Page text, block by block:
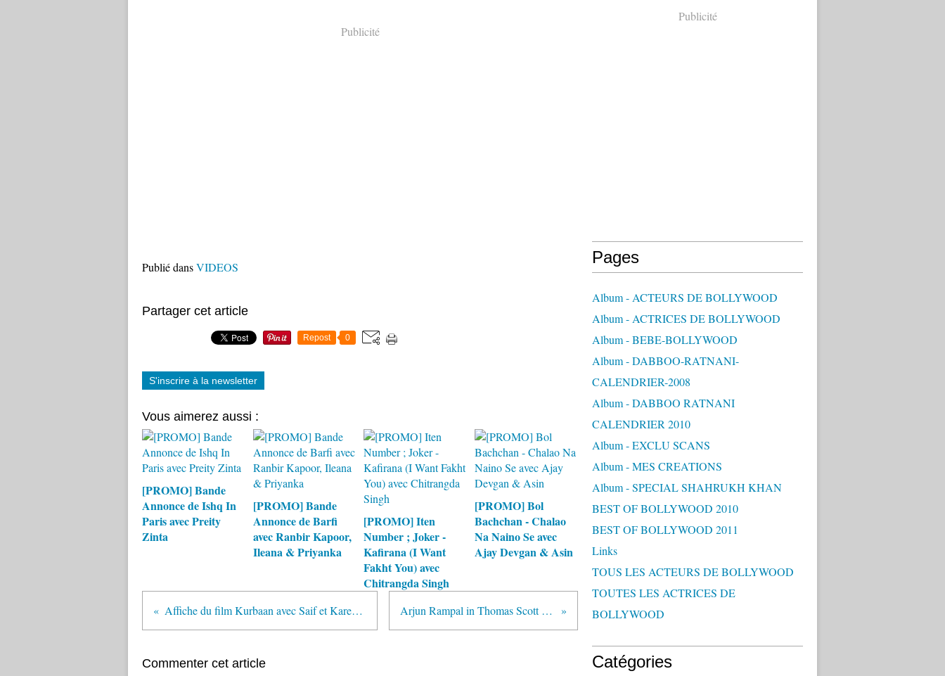
Publicité
Publié dansVIDEOS
Partager cet article
Repost 0
S'inscrire à la newsletter
Vous aimerez aussi :
[PROMO] Bande
Annonce de Ishq In
Paris avec Preity
Zinta
[PROMO] Bande
Annonce de Barfi
avec Ranbir Kapoor,
Ileana & Priyanka
[PROMO] Iten
Number ; Joker -
Kafirana (I Want
Fakht You) avec
Chitrangda Singh
[PROMO] Bol
Bachchan - Chalao
Na Naino Se avec
Ajay Devgan & Asin
Affiche du film Kurbaan avec Saif et Kareena Arjun Rampal in Thomas Scott Ad
Commenter cet article
Publicité
Pages
Album - ACTEURS DE BOLLYWOOD
Album - ACTRICES DE BOLLYWOOD
Album - BEBE-BOLLYWOOD
Album - DABBOO-RATNANI-
CALENDRIER-2008
Album - DABBOO RATNANI
CALENDRIER 2010
Album - EXCLU SCANS
Album - MES CREATIONS
Album - SPECIAL SHAHRUKH KHAN
BEST OF BOLLYWOOD 2010
BEST OF BOLLYWOOD 2011
Links
TOUS LES ACTEURS DE BOLLYWOOD
TOUTES LES ACTRICES DE
BOLLYWOOD
Catégories